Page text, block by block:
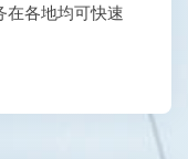
在各地均可快速